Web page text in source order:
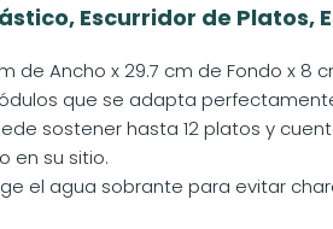
Escurridor de Platos,
de Ancho x 29.7 cm de Fondo x 8
que se adapta
sostener hasta 12 platos y
en su sitio.
el agua sobrante para evitar